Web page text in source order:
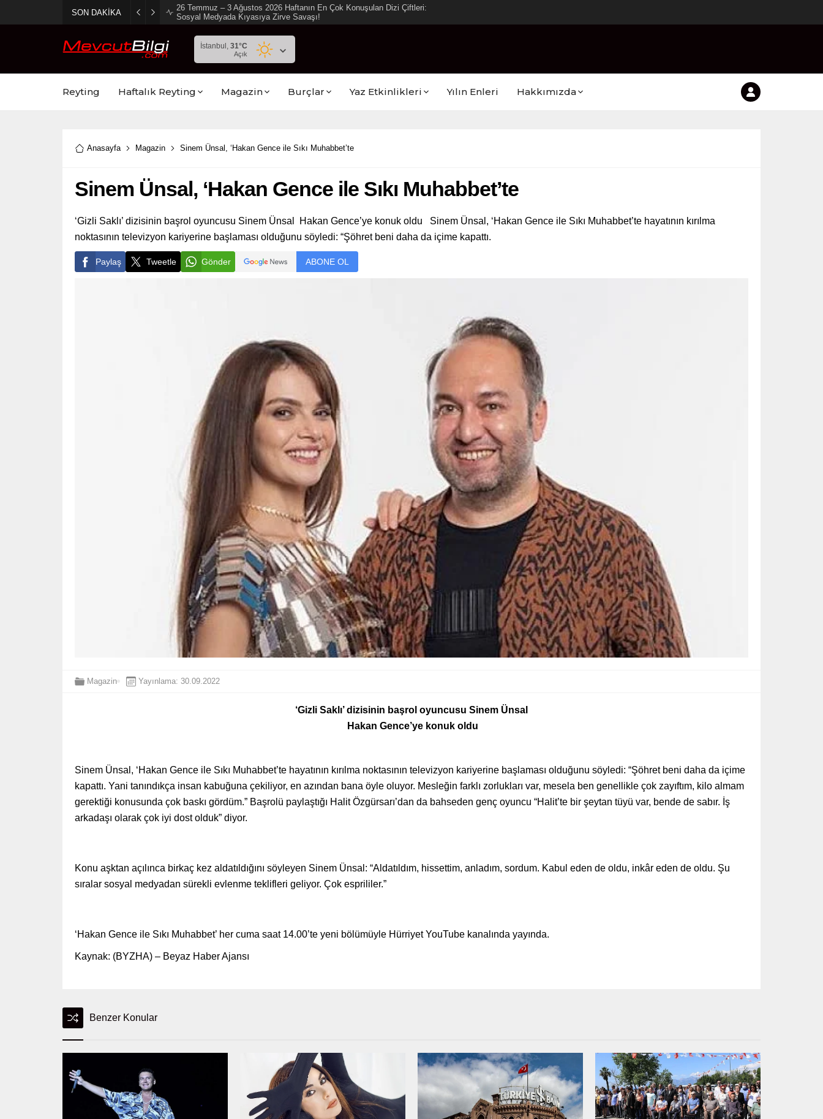
SON DAKİKA
2 Ağustos 2026 Sosyal Medya Reyting Sonuçları: “Daha 17” Ekranlara
Ambargo Koydu!
İstanbul, 31°C
Açık
Reyting Haftalık Reyting Magazin Burçlar Yaz Etkinlikleri Yılın Enleri Hakkımızda
Anasayfa Magazin Sinem Ünsal, ‘Hakan Gence ile Sıkı Muhabbet’te
Sinem Ünsal, ‘Hakan Gence ile Sıkı Muhabbet’te
‘Gizli Saklı’ dizisinin başrol oyuncusu Sinem Ünsal Hakan Gence’ye konuk oldu Sinem Ünsal, ‘Hakan Gence ile Sıkı Muhabbet’te hayatının kırılma
noktasının televizyon kariyerine başlaması olduğunu söyledi: “Şöhret beni daha da içime kapattı.
Paylaş Tweetle Gönder ABONE OL
Magazin Yayınlama: 30.09.2022
‘Gizli Saklı’ dizisinin başrol oyuncusu Sinem Ünsal
Hakan Gence’ye konuk oldu
Sinem Ünsal, ‘Hakan Gence ile Sıkı Muhabbet’te hayatının kırılma noktasının televizyon kariyerine başlaması olduğunu söyledi: “Şöhret beni daha da içime
kapattı. Yani tanındıkça insan kabuğuna çekiliyor, en azından bana öyle oluyor. Mesleğin farklı zorlukları var, mesela ben genellikle çok zayıftım, kilo almam
gerektiği konusunda çok baskı gördüm.” Başrolü paylaştığı Halit Özgürsarı’dan da bahseden genç oyuncu “Halit’te bir şeytan tüyü var, bende de sabır. İş
arkadaşı olarak çok iyi dost olduk” diyor.
Konu aşktan açılınca birkaç kez aldatıldığını söyleyen Sinem Ünsal: “Aldatıldım, hissettim, anladım, sordum. Kabul eden de oldu, inkâr eden de oldu. Şu
sıralar sosyal medyadan sürekli evlenme teklifleri geliyor. Çok esprililer.”
‘Hakan Gence ile Sıkı Muhabbet’ her cuma saat 14.00’te yeni bölümüyle Hürriyet YouTube kanalında yayında.
Kaynak: (BYZHA) – Beyaz Haber Ajansı
Benzer Konular